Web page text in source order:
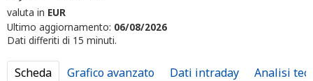
valuta in EUR
Ultimo aggiornamento: 06/08/2026
Dati differiti di 15 minuti.
Scheda Grafico avanzato Dati intraday Analisi